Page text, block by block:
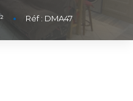
• Réf : DMA47